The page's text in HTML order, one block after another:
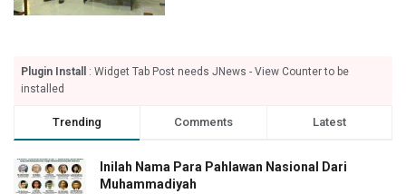
Plugin Install
: Widget Tab Post needs JNews - View Counter to be
installed
Trending Comments Latest
Inilah Nama Para Pahlawan Nasional Dari
Muhammadiyah